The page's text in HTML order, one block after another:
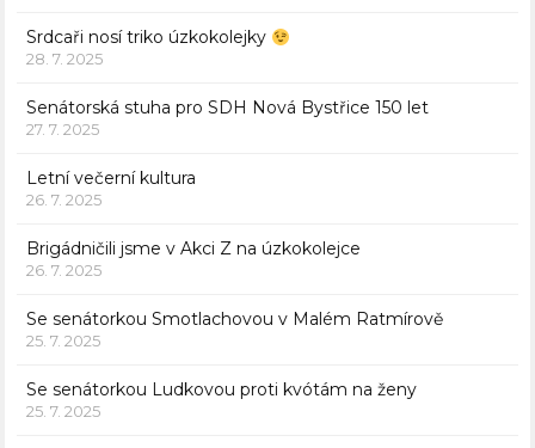
Srdcaři nosí triko úzkokolejky
28. 7. 2025
Senátorská stuha pro SDH Nová Bystřice 150 let
27. 7. 2025
Letní večerní kultura
26. 7. 2025
Brigádničili jsme v Akci Z na úzkokolejce
26. 7. 2025
Se senátorkou Smotlachovou v Malém Ratmírově
25. 7. 2025
Se senátorkou Ludkovou proti kvótám na ženy
25. 7. 2025